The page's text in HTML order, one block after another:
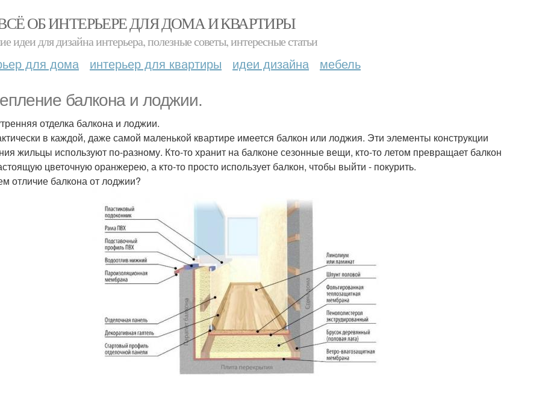
ОБ ИНТЕРЬЕРЕ ДЛЯ ДОМА И КВАРТИРЫ
идеи для дизайна интерьера, полезные советы, интересные статьи
для дома интерьер для квартиры идеи дизайна мебель
балкона и лоджии.
отделка балкона и лоджии.
в каждой, даже самой маленькой квартире имеется балкон или лоджия. Эти элементы конструкции
жильцы используют по-разному. Кто-то хранит на балконе сезонные вещи, кто-то летом превращает балкон
цветочную оранжерею, а кто-то просто использует балкон, чтобы выйти - покурить.
отличие балкона от лоджии?